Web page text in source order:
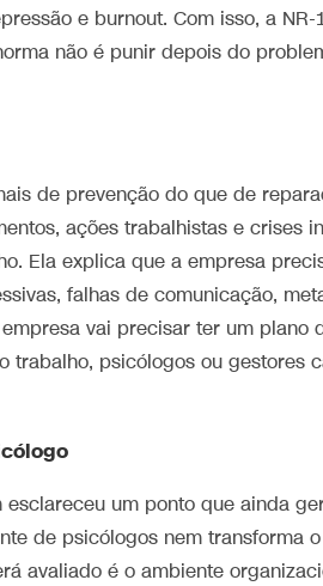
e burnout. Com isso, a
não é punir depois do
de prevenção do que de
ações trabalhistas e crises
Ela explica que a empresa
falhas de comunicação,
vai precisar ter um plano
trabalho, psicólogos ou gestores
um ponto que ainda
de psicólogos nem transforma
avaliado é o ambiente